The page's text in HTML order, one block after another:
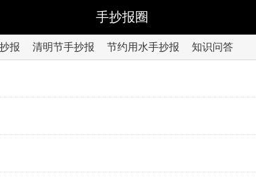
手抄报圈
报 清明节手抄报 节约用水手抄报 知识问答